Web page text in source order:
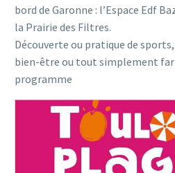
bord de Garonne : l’Espace Edf
la Prairie des Filtres.
Découverte ou pratique de
bien-être ou tout simplement
programme